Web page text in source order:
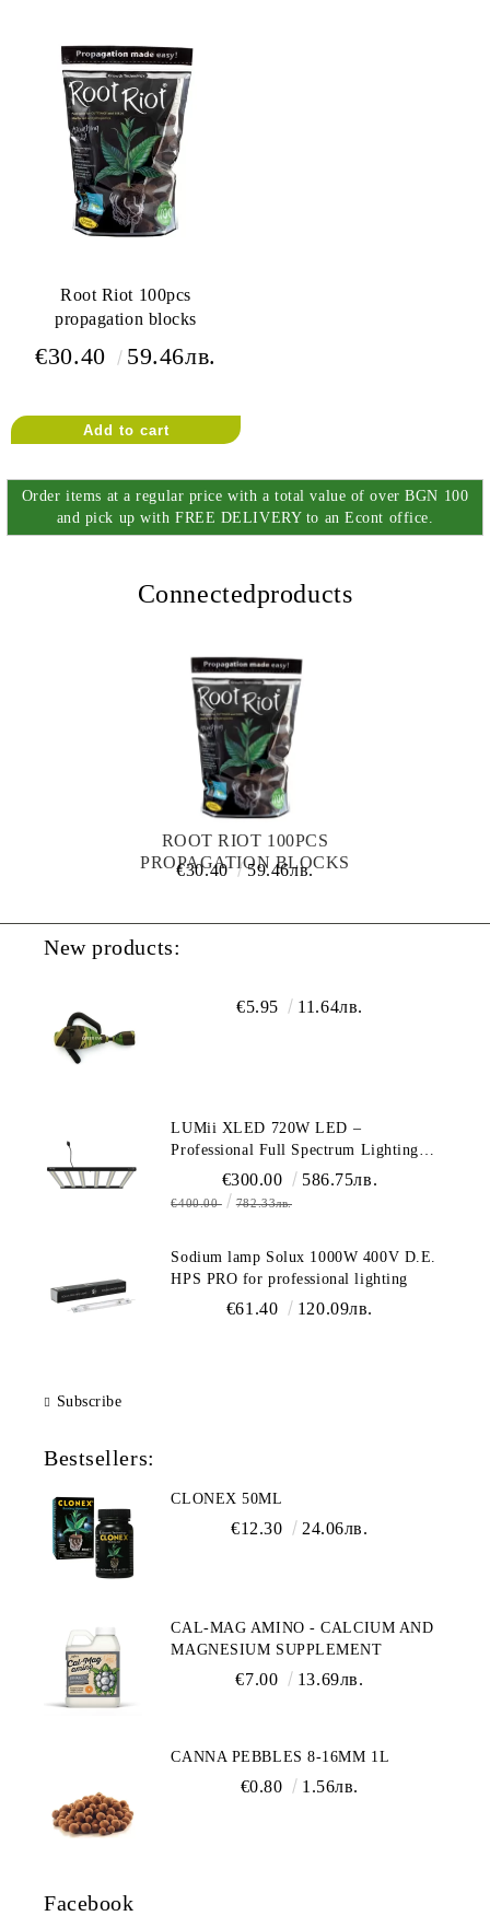
Root Riot 100pcs
propagation blocks
€30.40 59.46лв.
Order items at a regular price with a total value of over BGN 100
and pick up with FREE DELIVERY to an Econt office.
Connectedproducts
ROOT RIOT 100PCS
PROPAGATION BLOCKS
€30.40 59.46лв.
New products:
€5.95 11.64лв.
LUMii XLED 720W LED –
Professional Full Spectrum Lighting
(1700 µmol/s)
€300.00 586.75лв.
€400.00 782.33лв.
Sodium lamp Solux 1000W 400V D.E.
HPS PRO for professional lighting
€61.40 120.09лв.
Subscribe
Bestsellers:
CLONEX 50ML
€12.30 24.06лв.
CAL-MAG AMINO - CALCIUM AND
MAGNESIUM SUPPLEMENT
€7.00 13.69лв.
CANNA PEBBLES 8-16MM 1L
€0.80 1.56лв.
Facebook